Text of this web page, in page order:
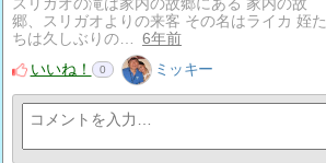
スリガオの滝は家内の故郷にある 家内の故
郷、スリガオよりの来客 その名はライカ 姪た
ちは久しぶりの…
6年前
いいね！
0 ミッキー